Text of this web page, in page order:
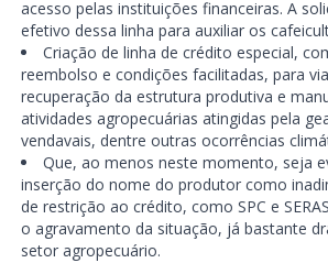
acesso pelas instituições financeiras. A
efetivo dessa linha para auxiliar os
Criação de linha de crédito especial,
reembolso e condições facilitadas, para
recuperação da estrutura produtiva e
atividades agropecuárias atingidas pela
vendavais, dentre outras ocorrências
Que, ao menos neste momento, seja
inserção do nome do produtor como
de restrição ao crédito, como SPC e
o agravamento da situação, já bastante
setor agropecuário.